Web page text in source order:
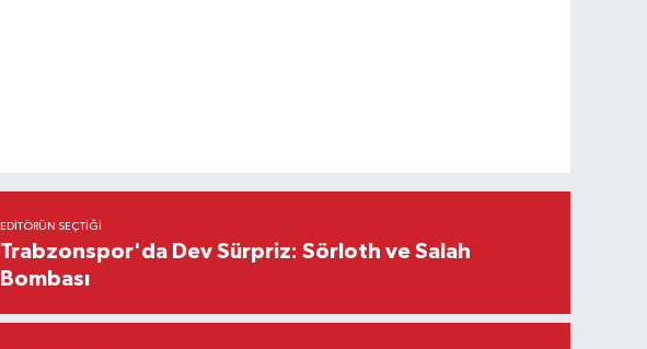
EDITÖRÜN SEÇTIĞI
Trabzonspor'da Dev Sürpriz: Sörloth ve Salah
Bombası